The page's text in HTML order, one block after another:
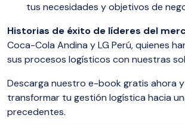
tus necesidades y objetivos de
Historias de éxito de líderes del
Coca-Cola Andina y LG Perú, quienes
sus procesos logísticos con nuestras
Descarga nuestro e-book gratis ahora y
transformar tu gestión logística hacia
precedentes.